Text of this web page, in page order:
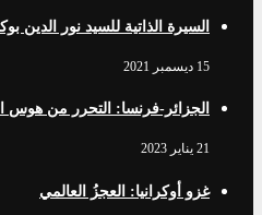
السيرة الذاتية للسيد نور الدين
15 ديسمبر 2021
الجزائر-فرنسا: التحرر من هوس
21 يناير 2023
غزو أوكرانيا: العجزُ العالمي